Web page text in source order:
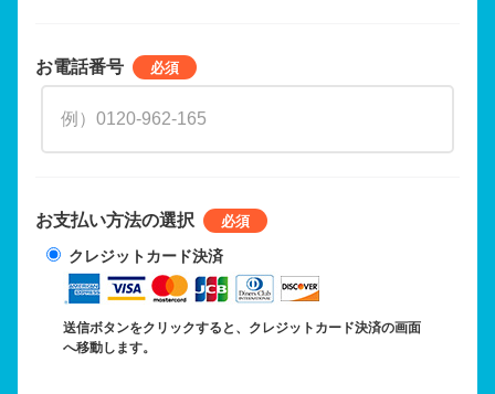
お電話番号
お支払い方法の選択
クレジットカード決済
送信ボタンをクリックすると、クレジットカード決済の画面
へ移動します。